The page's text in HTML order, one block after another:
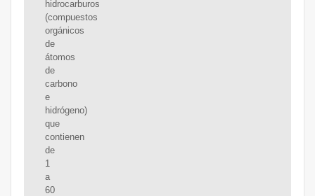
hidrocarburos
(compuestos
orgánicos
de
átomos
de
carbono
e
hidrógeno)
que
contienen
de
1
a
60